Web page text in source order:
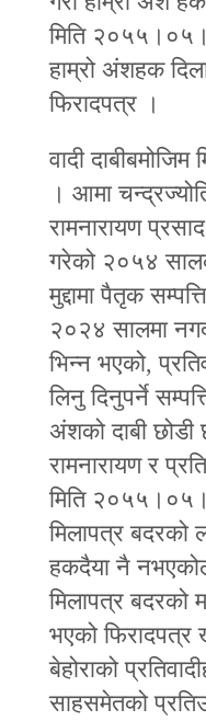
मिति
हाम्रो अंशहक
फिरादपत्र ।
वादी
। आमा
रामनारायण
गरेको २०५४
मुद्दामा पैतृक
२०२४ सालमा
भिन्‍न भएको,
लिनु दिनुपर्ने
अंशको दाबी छोडी
रामनारायण र
मिति
मिलापत्र बदरको
हकदैया नै
मिलापत्र बदरको
भएको फिरादपत्र
बेहोराको
साहसमेतको